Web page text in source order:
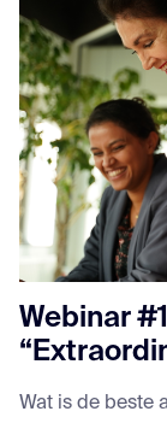
Webinar
Wat is de beste